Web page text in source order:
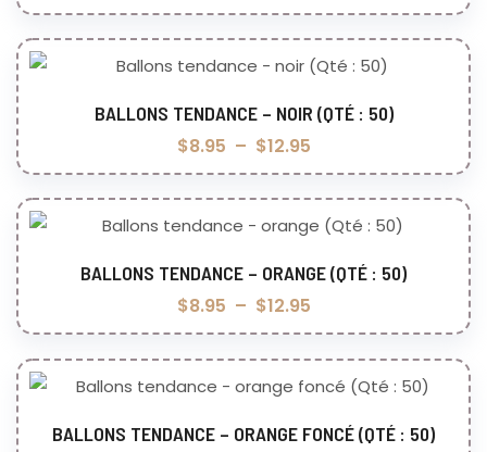
Choix des options
BALLONS TENDANCE – NOIR (QTÉ : 50)
$8.95 – $12.95
Choix des options
BALLONS TENDANCE – ORANGE (QTÉ : 50)
$8.95 – $12.95
Choix des options
BALLONS TENDANCE – ORANGE FONCÉ (QTÉ : 50)